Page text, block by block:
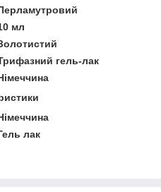
мл
гель-лак
лак